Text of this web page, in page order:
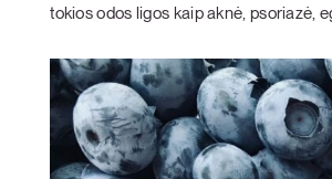
tokios odos ligos kaip aknė, psoriazė,